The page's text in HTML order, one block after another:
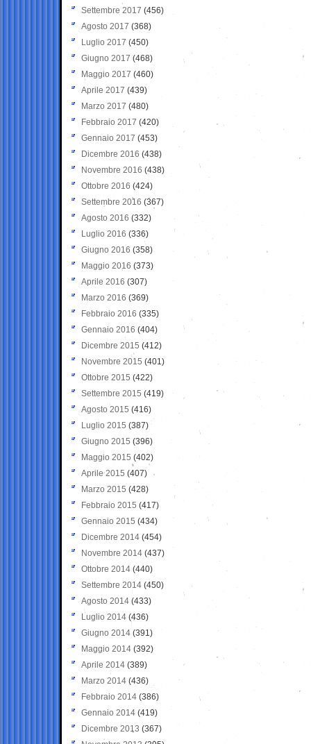
Settembre 2017 (456)
Agosto 2017 (368)
Luglio 2017 (450)
Giugno 2017 (468)
Maggio 2017 (460)
Aprile 2017 (439)
Marzo 2017 (480)
Febbraio 2017 (420)
Gennaio 2017 (453)
Dicembre 2016 (438)
Novembre 2016 (438)
Ottobre 2016 (424)
Settembre 2016 (367)
Agosto 2016 (332)
Luglio 2016 (336)
Giugno 2016 (358)
Maggio 2016 (373)
Aprile 2016 (307)
Marzo 2016 (369)
Febbraio 2016 (335)
Gennaio 2016 (404)
Dicembre 2015 (412)
Novembre 2015 (401)
Ottobre 2015 (422)
Settembre 2015 (419)
Agosto 2015 (416)
Luglio 2015 (387)
Giugno 2015 (396)
Maggio 2015 (402)
Aprile 2015 (407)
Marzo 2015 (428)
Febbraio 2015 (417)
Gennaio 2015 (434)
Dicembre 2014 (454)
Novembre 2014 (437)
Ottobre 2014 (440)
Settembre 2014 (450)
Agosto 2014 (433)
Luglio 2014 (436)
Giugno 2014 (391)
Maggio 2014 (392)
Aprile 2014 (389)
Marzo 2014 (436)
Febbraio 2014 (386)
Gennaio 2014 (419)
Dicembre 2013 (367)